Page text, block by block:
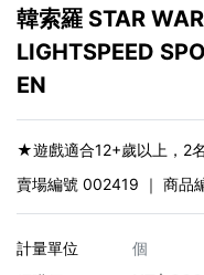
韓索羅 STAR
LIGHTSPEED
EN
★遊戲適合12+歲以上，2
賣場編號 002419 ｜ 商品
計量單位
個